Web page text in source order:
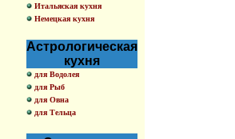
Итальяская кухня
Немецкая кухня
Астрологическая
кухня
для Водолея
для Рыб
для Овна
для Тельца